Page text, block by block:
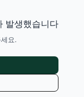
발생했습니다
요.